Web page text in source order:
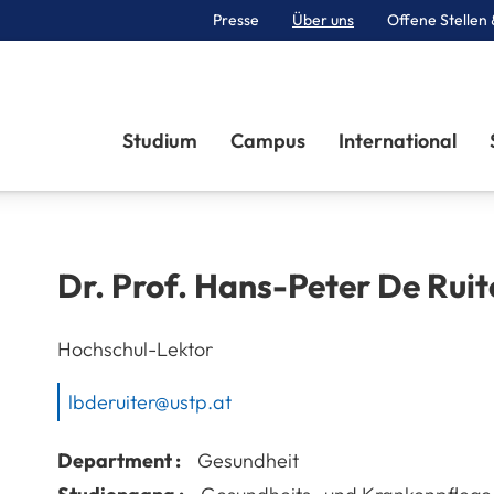
Presse Über uns Offene Stellen
Studium Campus International
Dr. Prof. Hans-Peter De
Hochschul-Lektor
lbderuiter@ustp.at
Department :
Gesundheit